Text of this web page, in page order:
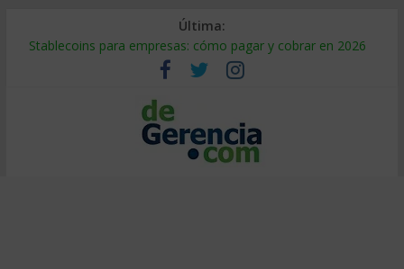
Última:
Stablecoins para empresas: cómo pagar y cobrar en 2026
Despido silencioso: qué es y por qué sale tan caro
IA en selección de personal: cómo auditarla a tiempo
Trabajo forzoso en la cadena de suministro: qué hacer
Mercado hispano de EE. UU.: cómo segmentarlo y venderle